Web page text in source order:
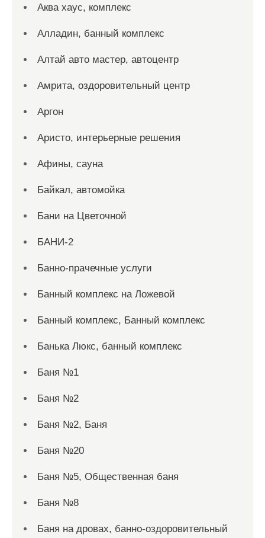
Аква хаус, комплекс
Алладин, банный комплекс
Алтай авто мастер, автоцентр
Амрита, оздоровительный центр
Аргон
Аристо, интерьерные решения
Афины, сауна
Байкал, автомойка
Бани на Цветочной
БАНИ-2
Банно-прачечные услуги
Банный комплекс на Ложевой
Банный комплекс, Банный комплекс
Банька Люкс, банный комплекс
Баня №1
Баня №2
Баня №2, Баня
Баня №20
Баня №5, Общественная баня
Баня №8
Баня на дровах, банно-оздоровительный